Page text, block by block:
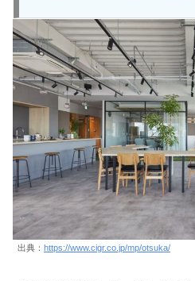
出典： https://www.cigr.co.jp/mp/otsuka/